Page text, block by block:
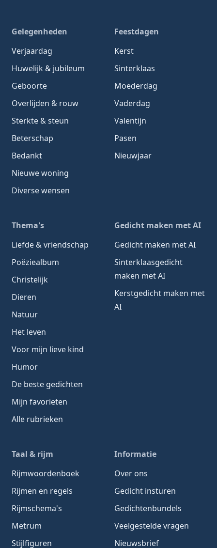
Gelegenheden
Verjaardag
Huwelijk & jubileum
Geboorte
Overlijden & rouw
Sterkte & steun
Beterschap
Bedankt
Nieuwe woning
Diverse wensen
Feestdagen
Kerst
Sinterklaas
Moederdag
Vaderdag
Valentijn
Pasen
Nieuwjaar
Thema's
Liefde & vriendschap
Poëziealbum
Christelijk
Dieren
Natuur
Het leven
Voor mijn lieve kind
Humor
De beste gedichten
Mijn favorieten
Alle rubrieken
Gedicht maken met AI
Gedicht maken met AI
Sinterklaasgedicht
maken met AI
Kerstgedicht maken met
AI
Taal & rijm
Rijmwoordenboek
Rijmen en regels
Rijmschema's
Metrum
Stijlfiguren
Informatie
Over ons
Gedicht insturen
Gedichtenbundels
Veelgestelde vragen
Nieuwsbrief